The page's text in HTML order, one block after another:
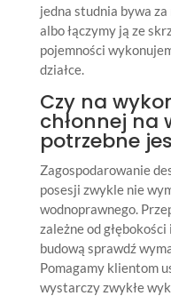
jedna studnia bywa za
albo łączymy ją ze
pojemności
działce.
Czy na
chłonnej na
potrzebne
Zagospodarowanie
posesji zwykle nie
wodnoprawnego.
zależne od
budową sprawdź
Pomagamy klientom
wystarczy zwykłe